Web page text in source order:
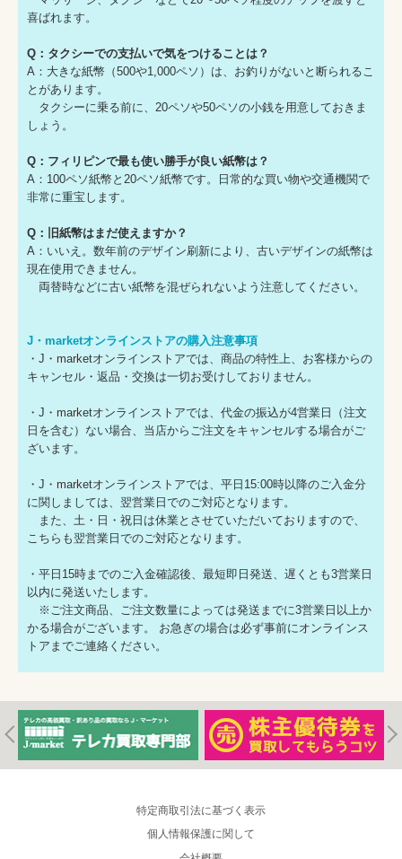
喜ばれます。
Q：タクシーでの支払いで気をつけることは？
A：大きな紙幣（500や1,000ペソ）は、お釣りがないと断られるこ
とがあります。
タクシーに乗る前に、20ペソや50ペソの小銭を用意しておきま
しょう。
Q：フィリピンで最も使い勝手が良い紙幣は？
A：100ペソ紙幣と20ペソ紙幣です。日常的な買い物や交通機関で
非常に重宝します。
Q：旧紙幣はまだ使えますか？
A：いいえ。数年前のデザイン刷新により、古いデザインの紙幣は
現在使用できません。
両替時などに古い紙幣を混ぜられないよう注意してください。
J・marketオンラインストアの購入注意事項
・J・marketオンラインストアでは、商品の特性上、お客様からの
キャンセル・返品・交換は一切お受けしておりません。
・J・marketオンラインストアでは、代金の振込が4営業日（注文
日を含む）ない場合、当店からご注文をキャンセルする場合がご
ざいます。
・J・marketオンラインストアでは、平日15:00時以降のご入金分
に関しましては、翌営業日でのご対応となります。
また、土・日・祝日は休業とさせていただいておりますので、
こちらも翌営業日でのご対応となります。
・平日15時までのご入金確認後、最短即日発送、遅くとも3営業日
以内に発送いたします。
※ご注文商品、ご注文数量によっては発送までに3営業日以上か
かる場合がございます。 お急ぎの場合は必ず事前にオンラインス
トアまでご連絡ください。
特定商取引法に基づく表示
個人情報保護に関して